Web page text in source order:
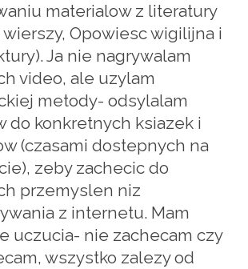
materialow z literatury
wierszy, Opowiesc wigilijna i
Ja nie nagrywalam
video, ale uzylam
metody- odsylalam
do konkretnych ksiazek i
(czasami dostepnych na
zeby zachecic do
przemyslen niz
z internetu. Mam
uczucia- nie zachecam czy
wszystko zalezy od